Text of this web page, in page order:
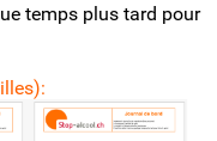
temps plus tard pour